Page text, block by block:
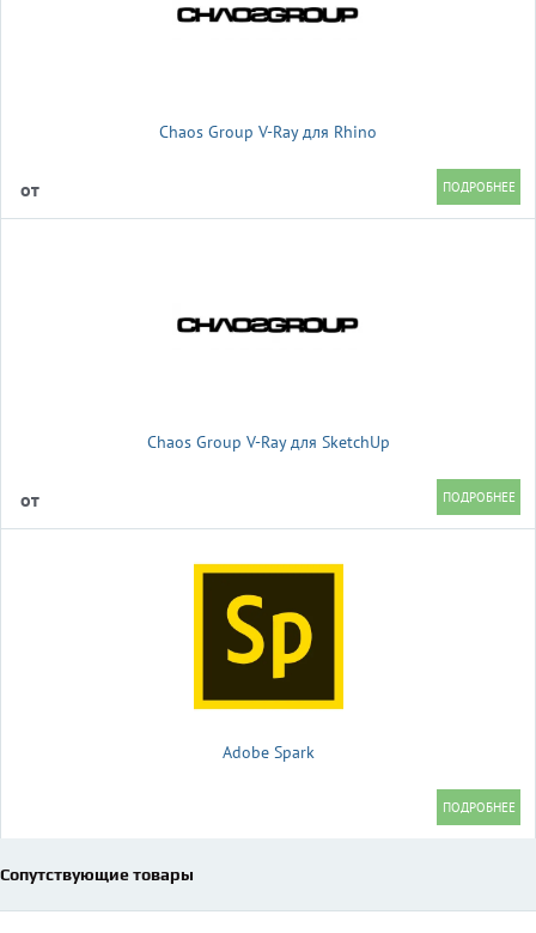
Chaos Group V-Ray для Rhino
от
Chaos Group V-Ray для SketchUp
от
Adobe Spark
Сопутствующие товары